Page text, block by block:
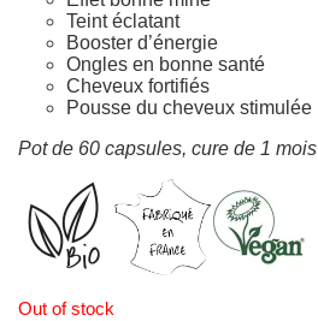
Teint éclatant
Booster d’énergie
Ongles en bonne santé
Cheveux fortifiés
Pousse du cheveux stimulée
Pot de 60 capsules, cure de 1 mois
Out of stock